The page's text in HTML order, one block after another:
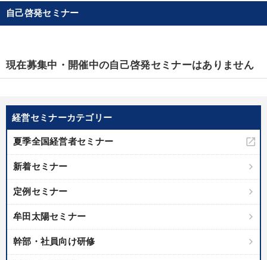
経営セミナーカテゴリー
夏季全国経営者セミナー
新着セミナー
定例セミナー
牟田太陽セミナー
幹部・社員向け研修
自己啓発セミナー
現在募集中・開催中の自己啓発セミナーはありません